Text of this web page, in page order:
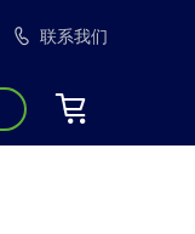
联系我们